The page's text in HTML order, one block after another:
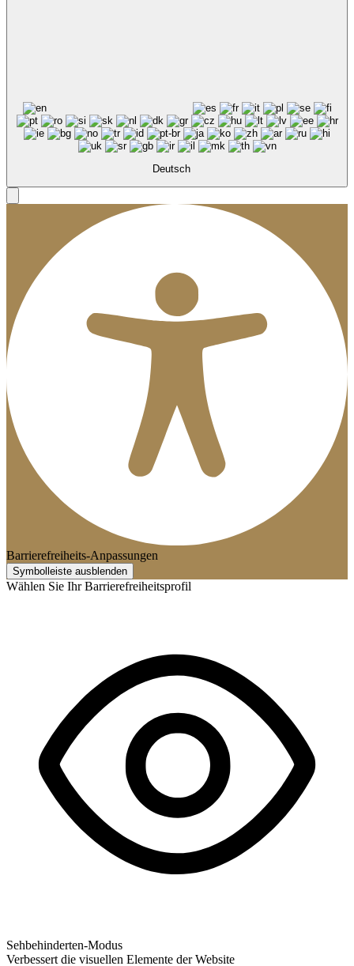
Deutsch
Barrierefreiheits-Anpassungen
Symbolleiste ausblenden
Wählen Sie Ihr Barrierefreiheitsprofil
Sehbehinderten-Modus
Verbessert die visuellen Elemente der Website